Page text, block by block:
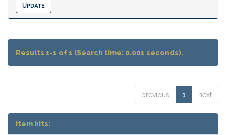
Results 1-1 of 1 (Search time: 0.001 seconds).
previous 1 next
Item hits: